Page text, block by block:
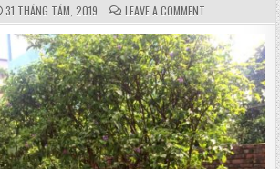
PUBLISHED
DATE:
31 THÁNG TÁM, 2019 COMMENTS:
LEAVE A COMMENTON
CÂY
NHÀI
NHẬT
TRỒNG
BIỆT
THỰ